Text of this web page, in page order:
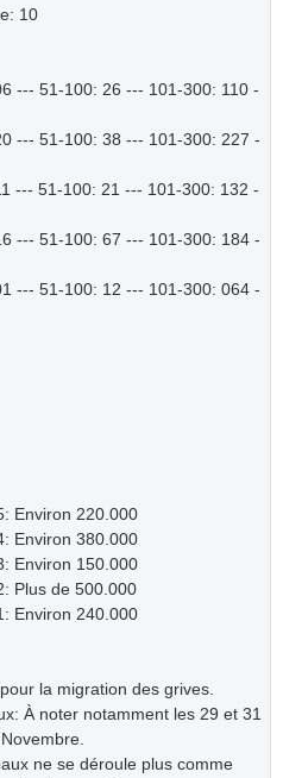
10
--- 51-100: 26 --- 101-300: 110 -
--- 51-100: 38 --- 101-300: 227 -
--- 51-100: 21 --- 101-300: 132 -
--- 51-100: 67 --- 101-300: 184 -
--- 51-100: 12 --- 101-300: 064 -
Environ 220.000
Environ 380.000
Environ 150.000
Plus de 500.000
Environ 240.000
la migration des grives.
À noter notamment les 29 et 31
ne se déroule plus comme